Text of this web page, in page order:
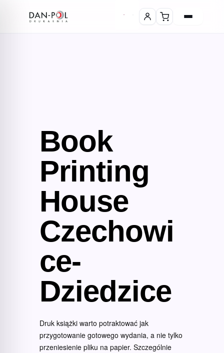
Book
Printing
House
Czechowi
ce-
Dziedzice
Druk książki warto potraktować jak
przygotowanie gotowego wydania, a nie tylko
przeniesienie pliku na papier. Szczególnie